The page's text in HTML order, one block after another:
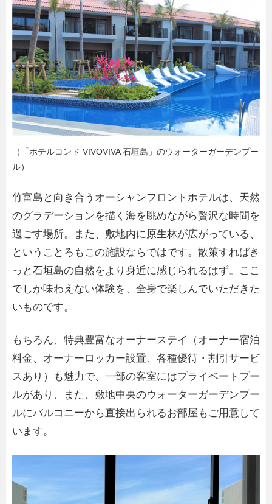
（「ホテルコンド VIVOVIVA 石垣島」のウォーターガーデンプー
ル）
竹富島と向き合うオーシャンフロントホテルは、天然
のグラデーションを描く海を眺めながら贅沢な時間を
過ごす場所。また、敷地内に原生林が広がっている、
ということろもこの施設ならではです。散策すればき
っと石垣島の自然をより身近に感じられるはず。ここ
でしか味わえない体験を、全身で楽しんでいただきた
いものです。
もちろん、特典豊富なオーナーステイ（オーナー宿泊
料金、オーナーロッカー設置、各種優待・割引サービ
スあり）も魅力で、一部の客室にはプライベートプー
ルがあり、また、敷地中央のウォーターガーデンプー
ルにバルコニーから直接出られるお部屋もご用意して
います。